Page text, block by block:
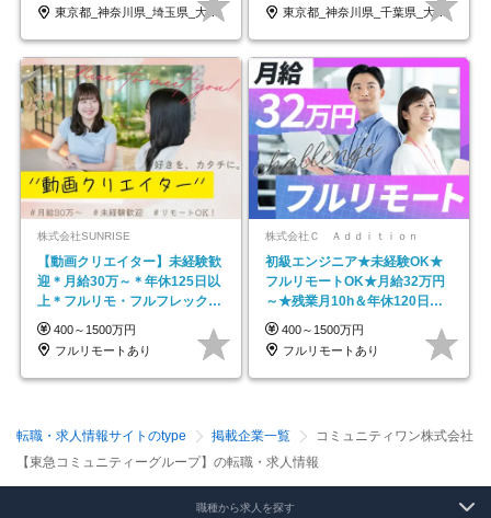
東京都_神奈川県_埼玉県_大阪府_愛知県…
東京都_神奈川県_千葉県_大阪府_愛知県…
株式会社SUNRISE
【動画クリエイター】未経験歓
迎＊月給30万～＊年休125日以
上＊フルリモ・フルフレックス
◆10名の採用が決定◆
400～1500万円
フルリモートあり
株式会社Ｃ Ａｄｄｉｔｉｏｎ
初級エンジニア★未経験OK★
フルリモートOK★月給32万円
～★残業月10h＆年休120日以
上★副業可
400～1500万円
フルリモートあり
転職・求人情報サイトのtype 掲載企業一覧
コミュニティワン株式会社
【東急コミュニティーグループ】の転職・求人情報
職種から求人を探す